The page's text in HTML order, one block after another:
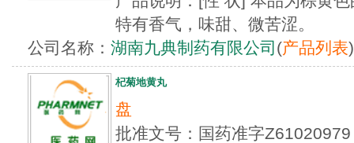
特有香气，味甜、微苦涩。
公司名称： 湖南九典制药有限公司 (产品列表)
杞菊地黄丸
盘
批准文号：国药准字